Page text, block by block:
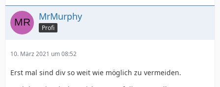
MrMurphy
Profi
10. März 2021 um 08:52
Erst mal sind div so weit wie möglich zu vermeiden.